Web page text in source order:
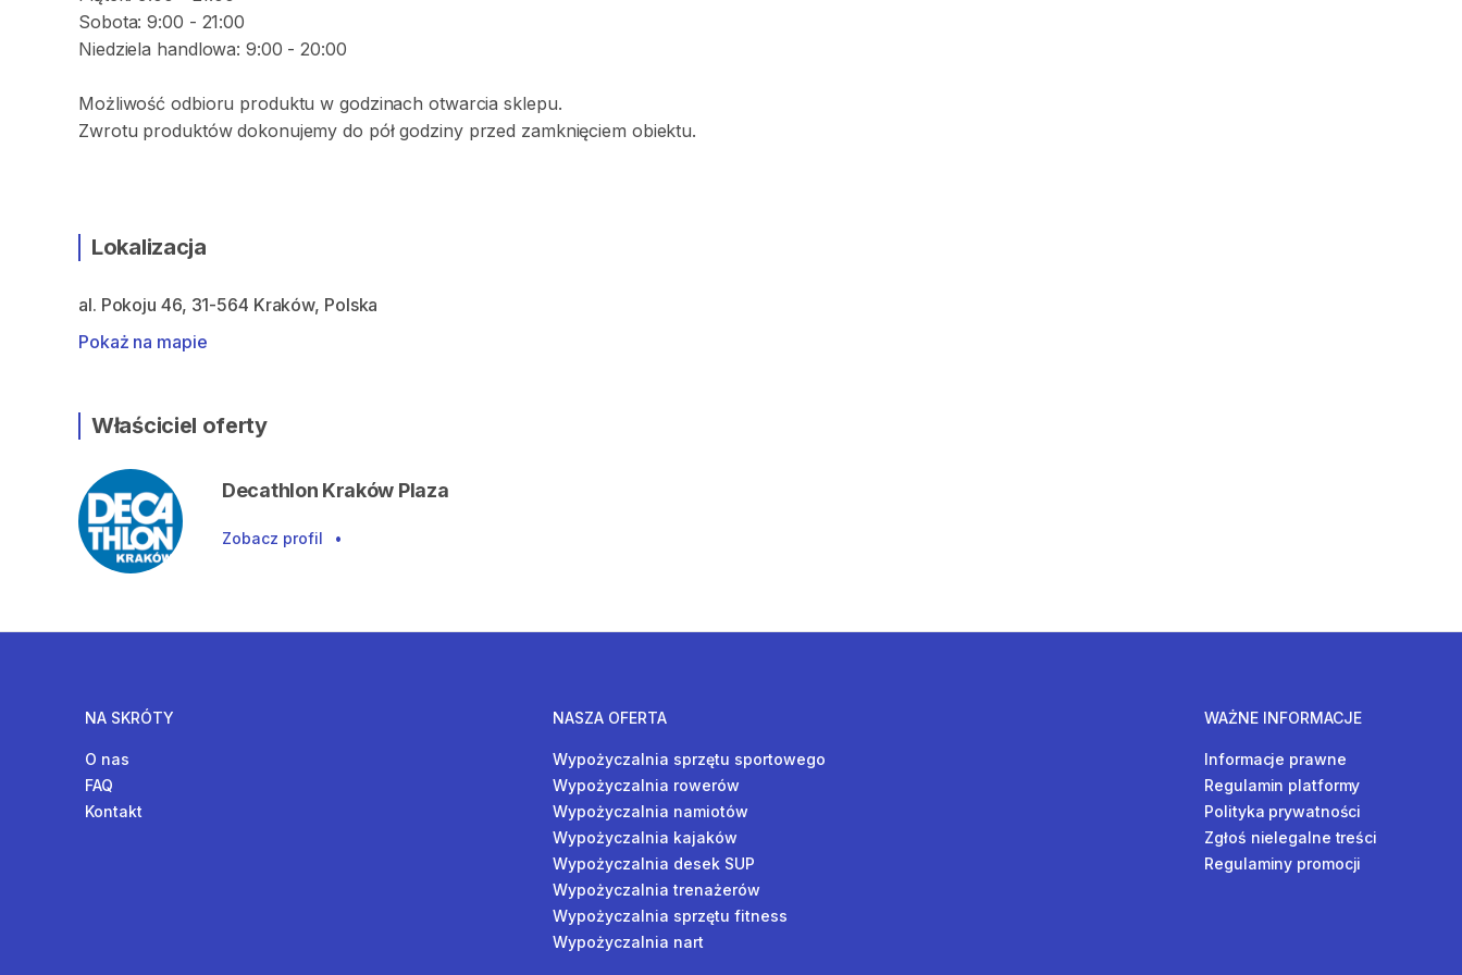
Sobota: 9:00 - 21:00
Niedziela handlowa: 9:00 - 20:00
Możliwość odbioru produktu w godzinach otwarcia sklepu.
Zwrotu produktów dokonujemy do pół godziny przed zamknięciem obiektu.
Lokalizacja
al. Pokoju 46, 31-564 Kraków, Polska
Pokaż na mapie
Właściciel oferty
Decathlon Kraków Plaza
Zobacz profil •
NA SKRÓTY
O nas
FAQ
Kontakt
NASZA OFERTA
Wypożyczalnia sprzętu sportowego
Wypożyczalnia rowerów
Wypożyczalnia namiotów
Wypożyczalnia kajaków
Wypożyczalnia desek SUP
Wypożyczalnia trenażerów
Wypożyczalnia sprzętu fitness
Wypożyczalnia nart
WAŻNE INFORMACJE
Informacje prawne
Regulamin platformy
Polityka prywatności
Zgłoś nielegalne treści
Regulaminy promocji